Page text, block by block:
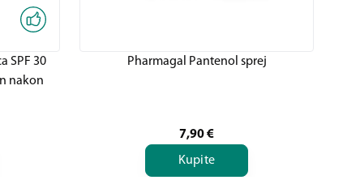
SPF 30
nakon
Pharmagal Pantenol sprej
7,90€
Kupite